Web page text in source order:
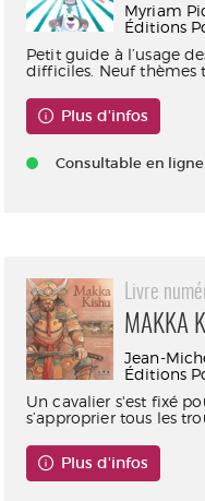
Myriam
Éditions
Petit guide à l’usage
difficiles. Neuf thèmes
Plus d'infos
Consultable en ligne
Livre
MAKKA
Jean-
Éditions
Un cavalier s'est fixé
s’approprier tous les
Plus d'infos